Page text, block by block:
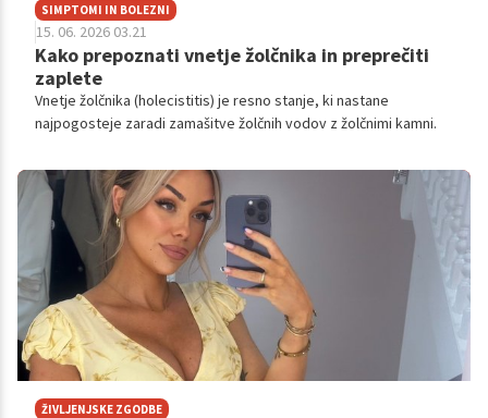
SIMPTOMI IN BOLEZNI
15. 06. 2026 03.21
Kako prepoznati vnetje žolčnika in preprečiti
zaplete
Vnetje žolčnika (holecistitis) je resno stanje, ki nastane
najpogosteje zaradi zamašitve žolčnih vodov z žolčnimi kamni.
ŽIVLJENJSKE ZGODBE